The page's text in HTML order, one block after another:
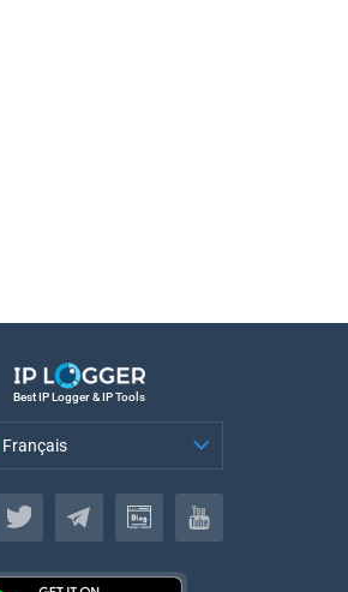
Best IP Logger & IP Tools
Français
Français